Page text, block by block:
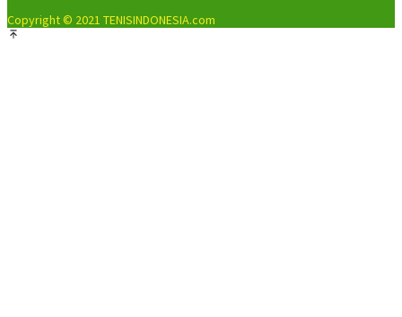
Copyright © 2021 TENISINDONESIA.com